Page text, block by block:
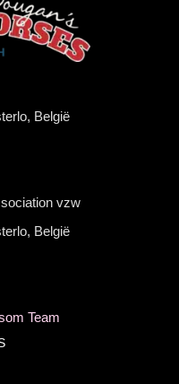
België
vzw
België
Team